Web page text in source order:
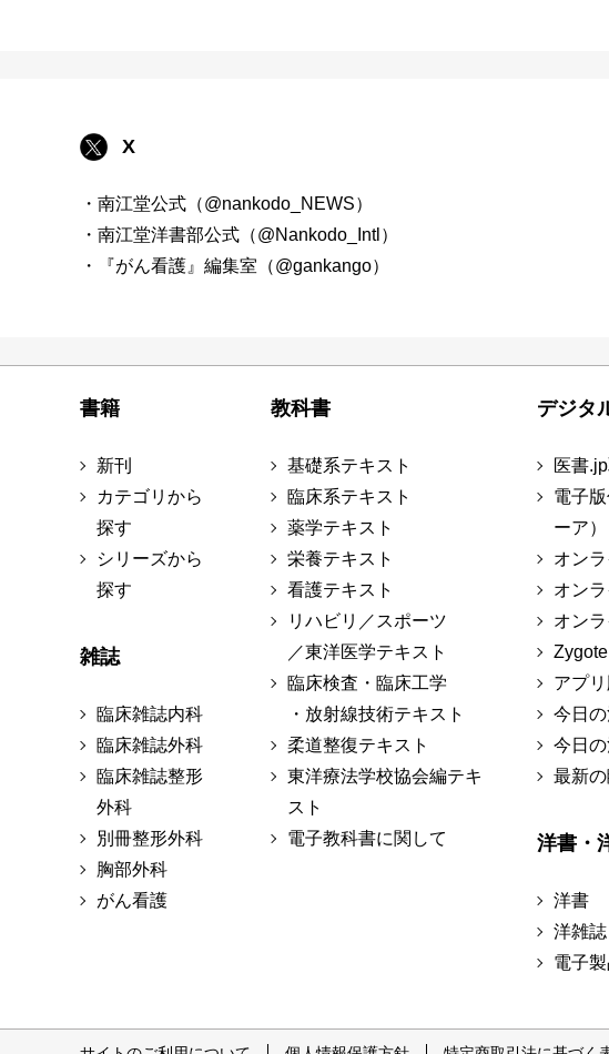
X
・南江堂公式（@nankodo_NEWS）
・南江堂洋書部公式（@Nankodo_Intl）
・『がん看護』編集室（@gankango）
書籍
新刊
カテゴリから
探す
シリーズから
探す
雑誌
臨床雑誌内科
臨床雑誌外科
臨床雑誌整形
外科
別冊整形外科
胸部外科
がん看護
教科書
基礎系テキスト
臨床系テキスト
薬学テキスト
栄養テキスト
看護テキスト
リハビリ／スポーツ
／東洋医学テキスト
臨床検査・臨床工学
・放射線技術テキスト
柔道整復テキスト
東洋療法学校協会編テキ
スト
電子教科書に関して
デジタ
医書
電子
ーア）
オン
オン
オン
アプ
今日
今日
最新
洋書・
洋書
洋雑誌
電子